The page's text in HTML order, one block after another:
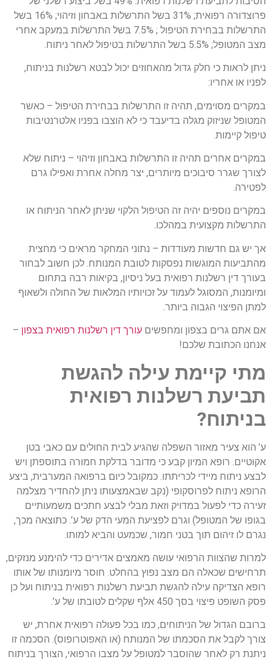
פרוצדורה רפואית; 31% בשל התרשלות באבחון וזיהוי; 16% בשל
התרשלות בבחירת הטיפול ; 7.5% בשל התרשלות במעקב אחרי
מצב המטופל; 5.5% בשל התרשלות בטיפול לאחר ניתוח.
ניתן לראות כי חלק גדול מהאחוזים יכול לבטא רשלנות בניתוח,
לפניו או אחריו:
במקרים מסוימים, תהיה זו התרשלות בבחירת הטיפול – כאשר
המטופל שניזוק מגלה בדיעבד כי לא הוצבו בפניו אלטרנטיבות
טיפול קיימות.
במקרים אחרים תהיה זו התרשלות באבחון וזיהוי – ניתוח שלא
לצורך שגרר סיבוכים מיותרים, יצר מחלה אחרת ואפילו גרם
לפטירה.
במקרים נוספים יהיה זה הטיפול הלקוי שניתן לאחר הניתוח או
התרשלות מקצועית במהלכו.
אך יש גם חדשות מעודדות – נתוני המחקר מראים כי מחצית
מהתביעות המוגשות נפסקות לטובת המנותח. לכן חשוב לבחור
בעורך דין רשלנות רפואית בעל ניסיון, בקיאות רבה בתחום
ומיומנות, המסוגל לעמוד על זכויותיו המלאות של החולה ולשאוף
למתן הפיצוי הגבוה ביותר.
אם אתם גרים בצפון ומחפשים עורך דין רשלנות רפואית בצפון –
אנחנו הכתובת שלכם!
מתי קיימת עילה להגשת
תביעת רשלנות רפואית
בניתוח?
ע’ הוא צעיר מאזור השפלה שהגיע לבית החולים עם כאבי בטן
אקוטיים. רופא המיון קבע כי מדובר בדלקת חמורה בתוספתן ויש
לבצע ניתוח מיידי לכריתתו. כמקובל כיום ברפואה המערבית, ביצע
הרופא ניתוח לפרוסקופי (נקב שבאמצעותו ניתן להחדיר מצלמה
זעירה כדי לפעול במדויק וזאת מבלי לבצע חתכים משמעותיים
בגופו של המטופל) וגרם לפציעת המעי הדק של ע’. כתוצאה מכך,
נגרם לו זיהום תוך בטני חמור, שכמעט והביא למותו.
למרות שהצוות הרפואי עושה מאמצים אדירים כדי להימנע מנזקים,
תרחישים שכאלה הם מצב נפוץ בהחלט. חוסר מיומנותו של אותו
רופא הצדיקה עילה להגשת תביעת רשלנות רפואית בניתוח ועל כן
פסק השופט פיצוי בסך 450 אלף שקלים לטובתו של ע’.
ברובם הגדול של הניתוחים, כמו בכל פעולה רפואית אחרת, יש
צורך לקבל את הסכמתו של המנותח (או האפוטרופוס). הסכמה זו
ניתנת רק לאחר שהוסבר למטופל על מצבו הרפואי, הצורך בניתוח